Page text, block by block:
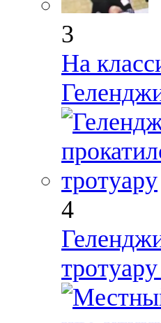
3
На
4
тротуару